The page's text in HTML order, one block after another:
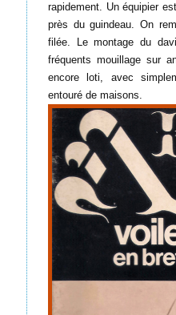
rapidement. Un équipier
près du guindeau. On
filée. Le montage du
fréquents mouillage sur
encore loti, avec
entouré de maisons.